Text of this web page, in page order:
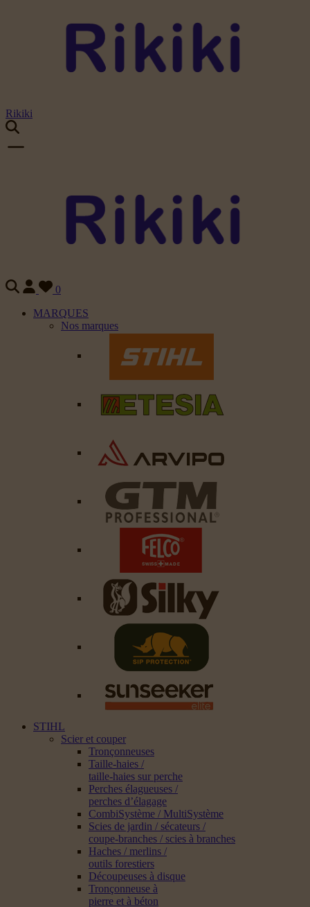
Rikiki
0
MARQUES
Nos marques
STIHL
Scier et couper
Tronçonneuses
Taille-haies /
taille-haies sur perche
Perches élagueuses /
perches d’élagage
CombiSystème / MultiSystème
Scies de jardin / sécateurs /
coupe-branches / scies à branches
Haches / merlins /
outils forestiers
Découpeuses à disque
Tronçonneuse à
pierre et à béton